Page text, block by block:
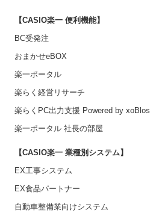
【CASIO楽一 便利機能】
BC受発注
おまかせeBOX
楽一ポータル
楽らく経営リサーチ
楽らくPC出力支援 Powered by xoBlos
楽一ポータル 社長の部屋
【CASIO楽一 業種別システム】
EX工事システム
EX食品パートナー
自動車整備業向けシステム